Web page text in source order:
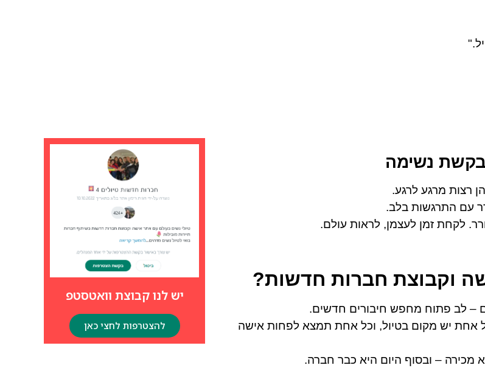
נשימה
רצות מרגע לרגע.
עם התרגשות בלב.
לקחת זמן לעצמן, לראות עולם.
וקבוצת חברות חדשות?
– לב פתוח מחפש חיבורים חדשים.
אחת יש מקום בטיול, וכל אחת תמצא לפחות אישה
– ובסוף היום היא כבר חברה.
יש לנו קבוצת וואטסטפ
להצטרפות לחצי כאן